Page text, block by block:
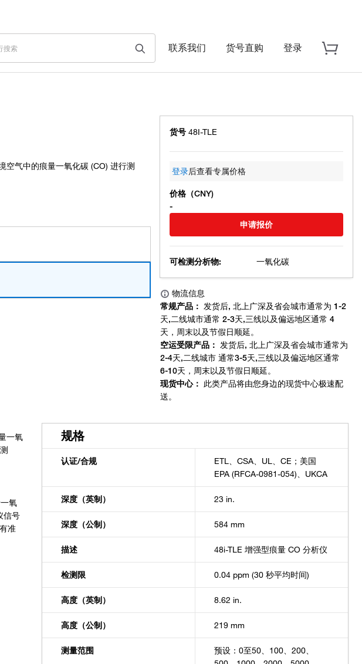
联系我们 货号直购 登录
空气中的痕量一氧化碳 (CO) 进行测
货号 48I-TLE
登录后查看专属价格
价格（CNY)
-
申请报价
可检测分析物: 一氧化碳
一氧
氧
信号
准
规格
认证/合规
ETL、CSA、UL、CE；美国
EPA (RFCA-0981-054)、UKCA
深度（英制） 23 in.
深度（公制） 584 mm
描述 48i-TLE 增强型痕量 CO 分析仪
检测限 0.04 ppm (30 秒平均时间)
高度（英制） 8.62 in.
高度（公制） 219 mm
测量范围
预设：0至50、100、200、